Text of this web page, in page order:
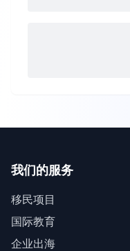
我们的服务
移民项目
国际教育
企业出海